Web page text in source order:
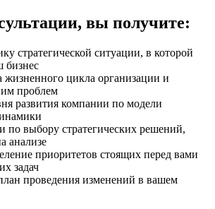
вы получите:
стратегической ситуации, в которой
бизнес
жизненного цикла организации и
проблем
развития компании по модели
по выбору стратегических решений,
анализе
приоритетов стоящих перед вами
задач
проведения изменений в вашем